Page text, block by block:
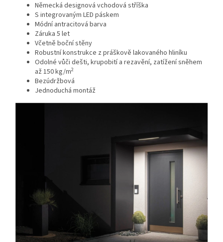
Německá designová vchodová stříška
S integrovaným LED páskem
Módní antracitová barva
Záruka 5 let
Včetně boční stěny
Robustní konstrukce z práškově lakovaného hliníku
Odolné vůči dešti, krupobití a rezavění, zatížení sněhem
až 150 kg/m2
Bezúdržbová
Jednoduchá montáž